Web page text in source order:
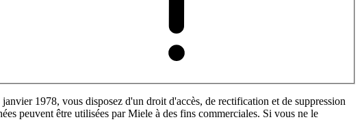
1978, vous disposez d'un droit d'accès, de rectification et de suppression
peuvent être utilisées par Miele à des fins commerciales. Si vous ne le